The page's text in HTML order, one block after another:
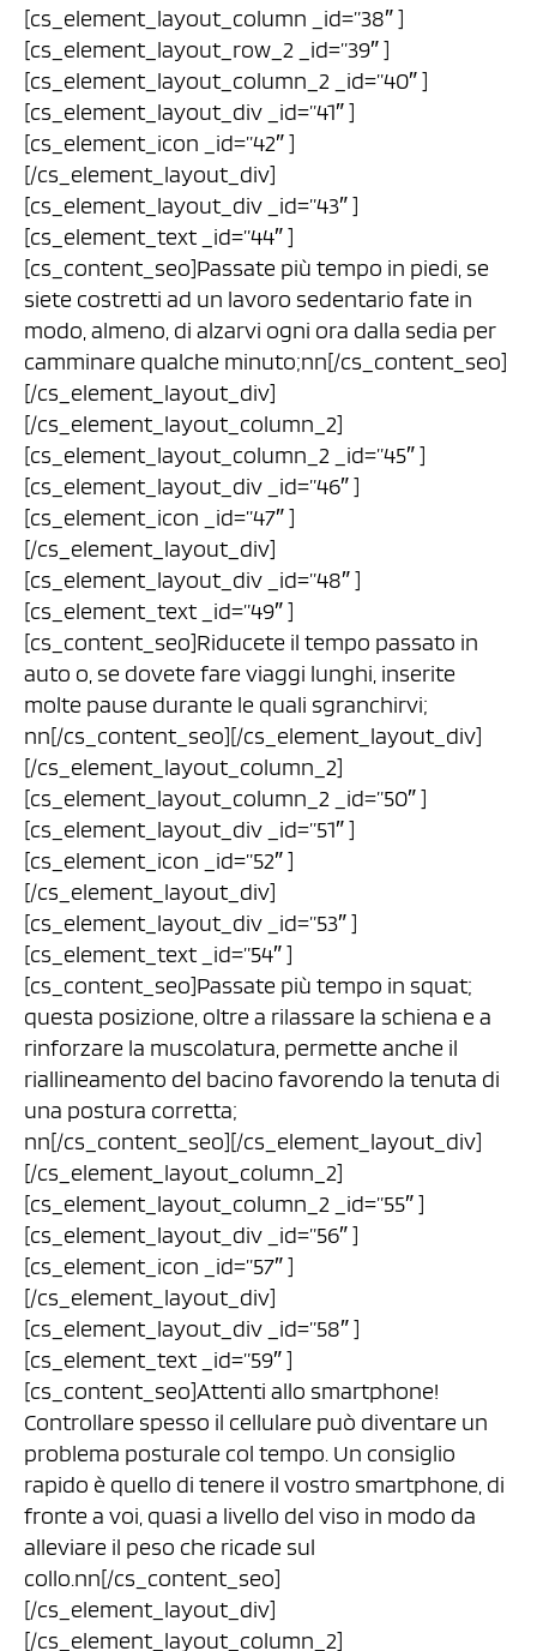
[cs_element_layout_column _id=”38″ ]
[cs_element_layout_row_2 _id=”39″ ]
[cs_element_layout_column_2 _id=”40″ ]
[cs_element_layout_div _id=”41″ ]
[cs_element_icon _id=”42″ ]
[/cs_element_layout_div]
[cs_element_layout_div _id=”43″ ]
[cs_element_text _id=”44″ ]
[cs_content_seo]Passate più tempo in piedi, se
siete costretti ad un lavoro sedentario fate in
modo, almeno, di alzarvi ogni ora dalla sedia per
camminare qualche minuto;nn[/cs_content_seo]
[/cs_element_layout_div]
[/cs_element_layout_column_2]
[cs_element_layout_column_2 _id=”45″ ]
[cs_element_layout_div _id=”46″ ]
[cs_element_icon _id=”47″ ]
[/cs_element_layout_div]
[cs_element_layout_div _id=”48″ ]
[cs_element_text _id=”49″ ]
[cs_content_seo]Riducete il tempo passato in
auto o, se dovete fare viaggi lunghi, inserite
molte pause durante le quali sgranchirvi;
nn[/cs_content_seo][/cs_element_layout_div]
[/cs_element_layout_column_2]
[cs_element_layout_column_2 _id=”50″ ]
[cs_element_layout_div _id=”51″ ]
[cs_element_icon _id=”52″ ]
[/cs_element_layout_div]
[cs_element_layout_div _id=”53″ ]
[cs_element_text _id=”54″ ]
[cs_content_seo]Passate più tempo in squat;
questa posizione, oltre a rilassare la schiena e a
rinforzare la muscolatura, permette anche il
riallineamento del bacino favorendo la tenuta di
una postura corretta;
nn[/cs_content_seo][/cs_element_layout_div]
[/cs_element_layout_column_2]
[cs_element_layout_column_2 _id=”55″ ]
[cs_element_layout_div _id=”56″ ]
[cs_element_icon _id=”57″ ]
[/cs_element_layout_div]
[cs_element_layout_div _id=”58″ ]
[cs_element_text _id=”59″ ]
[cs_content_seo]Attenti allo smartphone!
Controllare spesso il cellulare può diventare un
problema posturale col tempo. Un consiglio
rapido è quello di tenere il vostro smartphone, di
fronte a voi, quasi a livello del viso in modo da
alleviare il peso che ricade sul
collo.nn[/cs_content_seo]
[/cs_element_layout_div]
[/cs_element_layout_column_2]